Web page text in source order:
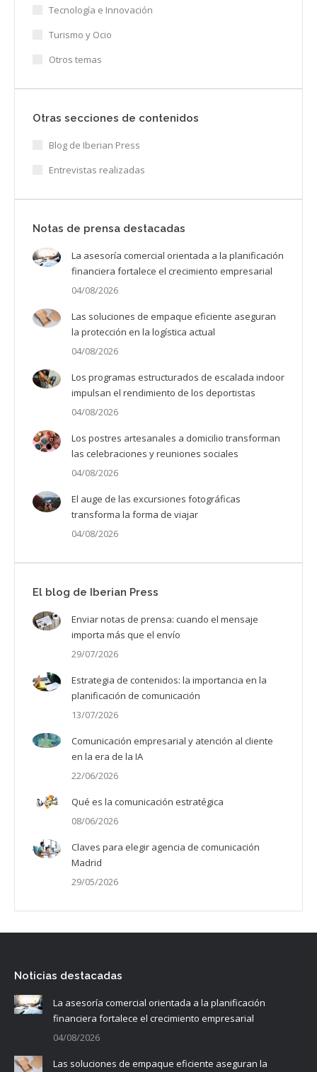
Tecnología e Innovación
Turismo y Ocio
Otros temas
Otras secciones de contenidos
Blog de Iberian Press
Entrevistas realizadas
Notas de prensa destacadas
La asesoría comercial orientada a la planificación
financiera fortalece el crecimiento empresarial
04/08/2026
Las soluciones de empaque eficiente aseguran
la protección en la logística actual
04/08/2026
Los programas estructurados de escalada indoor
impulsan el rendimiento de los deportistas
04/08/2026
Los postres artesanales a domicilio transforman
las celebraciones y reuniones sociales
04/08/2026
El auge de las excursiones fotográficas
transforma la forma de viajar
04/08/2026
El blog de Iberian Press
Enviar notas de prensa: cuando el mensaje
importa más que el envío
29/07/2026
Estrategia de contenidos: la importancia en la
planificación de comunicación
13/07/2026
Comunicación empresarial y atención al cliente
en la era de la IA
22/06/2026
Qué es la comunicación estratégica
08/06/2026
Claves para elegir agencia de comunicación
Madrid
29/05/2026
Noticias destacadas
La asesoría comercial orientada a la planificación
financiera fortalece el crecimiento empresarial
04/08/2026
Las soluciones de empaque eficiente aseguran la